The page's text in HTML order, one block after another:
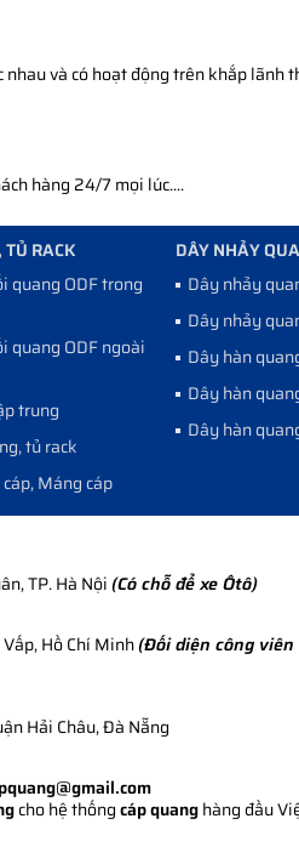
và có hoạt động trên khắp
hàng 24/7 mọi lúc....
TỦ RACK
quang ODF trong
quang ODF ngoài
trung
tủ rack
Máng cáp
DÂY NHẢY
Dây nhảy
Dây nhảy
Dây hàn
Dây hàn
Dây hàn
TP. Hà Nội(Có chỗ để xe Ôtô)
Hồ Chí Minh(Đối diện công viên
Hải Châu, Đà Nẵng
cho hệ thốngcáp quanghàng đầu